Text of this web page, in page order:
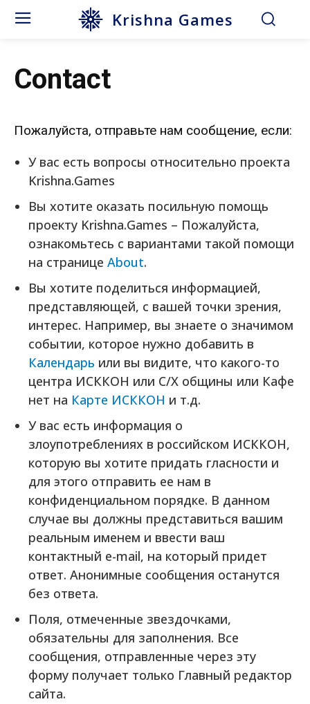
Krishna Games
Contact
Пожалуйста, отправьте нам сообщение, если:
У вас есть вопросы относительно проекта
Krishna.Games
Вы хотите оказать посильную помощь
проекту Krishna.Games – Пожалуйста,
ознакомьтесь с вариантами такой помощи
на странице About.
Вы хотите поделиться информацией,
представляющей, с вашей точки зрения,
интерес. Например, вы знаете о значимом
событии, которое нужно добавить в
Календарь или вы видите, что какого-то
центра ИСККОН или С/Х общины или Кафе
нет на Карте ИСККОН и т.д.
У вас есть информация о
злоупотреблениях в российском ИСККОН,
которую вы хотите придать гласности и
для этого отправить ее нам в
конфиденциальном порядке. В данном
случае вы должны представиться вашим
реальным именем и ввести ваш
контактный e-mail, на который придет
ответ. Анонимные сообщения останутся
без ответа.
Поля, отмеченные звездочками,
обязательны для заполнения. Все
сообщения, отправленные через эту
форму получает только Главный редактор
сайта.